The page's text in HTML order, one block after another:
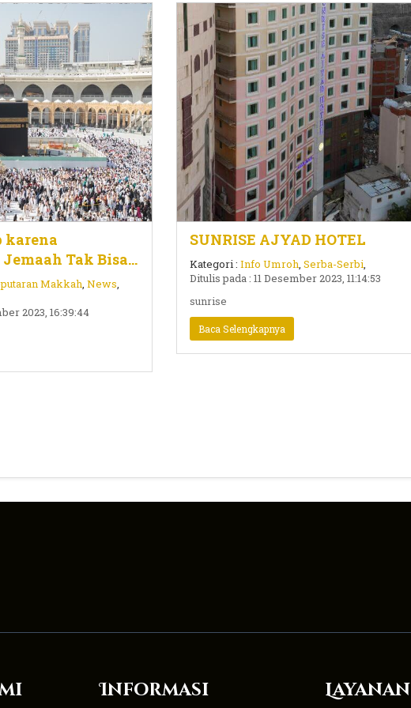
karena
Tak Bisa
Makkah, News,
2023, 16:39:44
SUNRISE AJYAD HOTEL
Kategori : Info Umroh, Serba-Serbi,
Ditulis pada : 11 Desember 2023, 11:14:53
sunrise
Baca Selengkapnya
Informasi Layanan